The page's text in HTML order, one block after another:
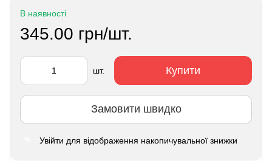
В наявності
345.00 грн/шт.
шт. Купити
Замовити швидко
Увійти для відображення накопичувальної знижки